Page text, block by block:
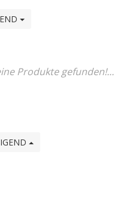
Produkte gefunden!...